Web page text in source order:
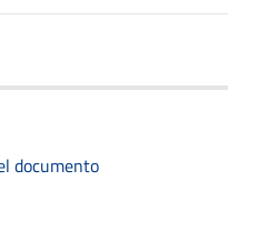
documento